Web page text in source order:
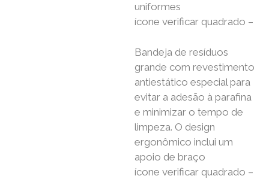
uniformes
ícone verificar quadrado –
Bandeja de resíduos
grande com revestimento
antiestático especial para
evitar a adesão à parafina
e minimizar o tempo de
limpeza. O design
ergonômico inclui um
apoio de braço
ícone verificar quadrado –